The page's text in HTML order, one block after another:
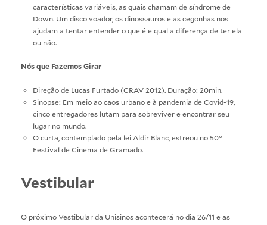
características variáveis, as quais chamam de síndrome de
Down. Um disco voador, os dinossauros e as cegonhas nos
ajudam a tentar entender o que é e qual a diferença de ter ela
ou não.
Nós que Fazemos Girar
Direção de Lucas Furtado (CRAV 2012). Duração: 20min.
Sinopse: Em meio ao caos urbano e à pandemia de Covid-19,
cinco entregadores lutam para sobreviver e encontrar seu
lugar no mundo.
O curta, contemplado pela lei Aldir Blanc, estreou no 50º
Festival de Cinema de Gramado.
Vestibular
O próximo Vestibular da Unisinos acontecerá no dia 26/11 e as